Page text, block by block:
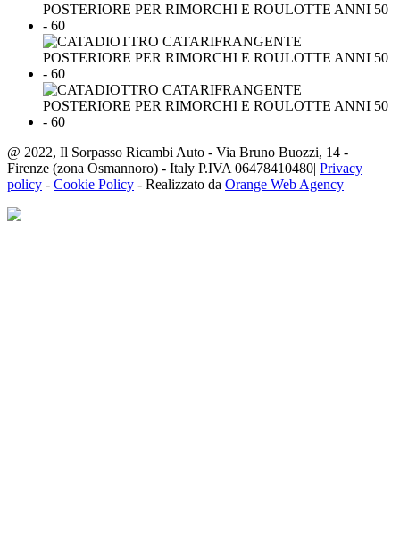
@ 2022, Il Sorpasso Ricambi Auto - Via Bruno Buozzi, 14 -
Firenze (zona Osmannoro) - Italy P.IVA 06478410480| Privacy
policy - Cookie Policy - Realizzato da Orange Web Agency